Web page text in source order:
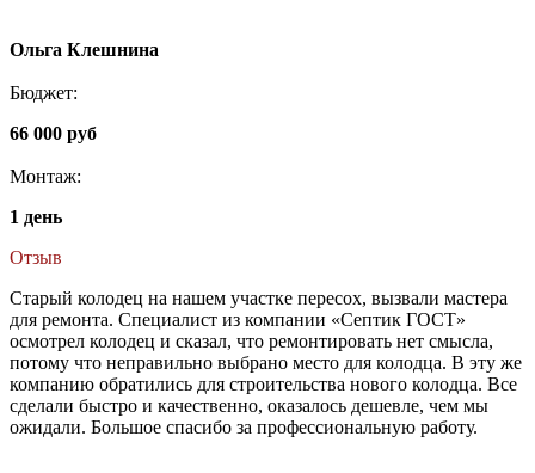
Ольга Клешнина
Бюджет:
66 000 руб
Монтаж:
1 день
Отзыв
Старый колодец на нашем участке пересох, вызвали мастера
для ремонта. Специалист из компании «Септик ГОСТ»
осмотрел колодец и сказал, что ремонтировать нет смысла,
потому что неправильно выбрано место для колодца. В эту же
компанию обратились для строительства нового колодца. Все
сделали быстро и качественно, оказалось дешевле, чем мы
ожидали. Большое спасибо за профессиональную работу.